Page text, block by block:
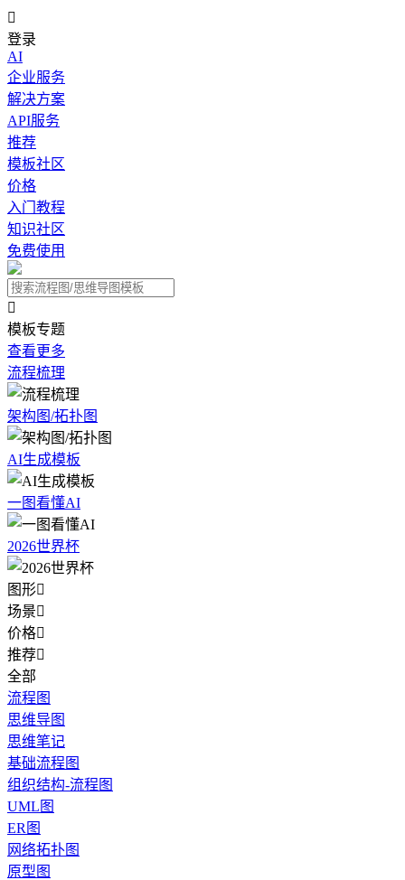

登录
AI
企业服务
解决方案
API服务
推荐
模板社区
价格
入门教程
知识社区
免费使用

模板专题
查看更多
流程梳理
架构图/拓扑图
AI生成模板
一图看懂AI
2026世界杯
图形
场景
价格
推荐
全部
流程图
思维导图
思维笔记
基础流程图
组织结构-流程图
UML图
ER图
网络拓扑图
原型图